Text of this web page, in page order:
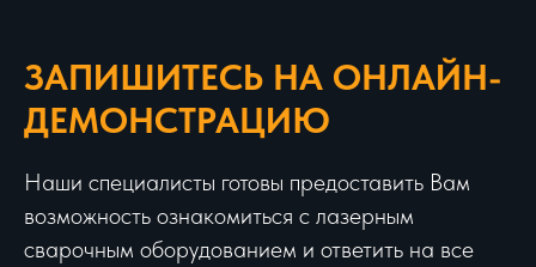
ЗАПИШИТЕСЬ НА ОНЛАЙН-
ДЕМОНСТРАЦИЮ
Наши специалисты готовы предоставить Вам
возможность ознакомиться с лазерным
сварочным оборудованием и ответить на все